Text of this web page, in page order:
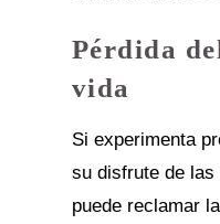
Pérdida
vida
Si experimenta
su disfrute de
puede reclamar